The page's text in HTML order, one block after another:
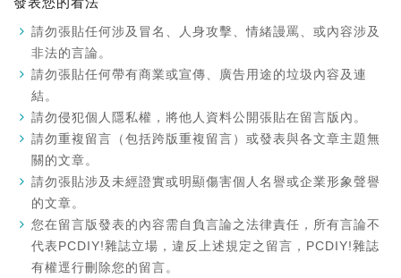
請勿張貼任何涉及冒名、人身攻擊、情緒謾罵、或內容涉及
非法的言論。
請勿張貼任何帶有商業或宣傳、廣告用途的垃圾內容及連
結。
請勿侵犯個人隱私權，將他人資料公開張貼在留言版內。
請勿重複留言（包括跨版重複留言）或發表與各文章主題無
關的文章。
請勿張貼涉及未經證實或明顯傷害個人名譽或企業形象聲譽
的文章。
您在留言版發表的內容需自負言論之法律責任，所有言論不
代表PCDIY!雜誌立場，違反上述規定之留言，PCDIY!雜誌
有權逕行刪除您的留言。